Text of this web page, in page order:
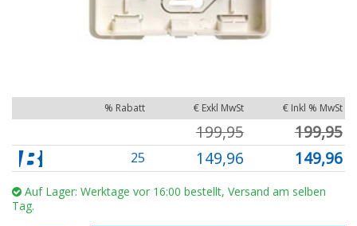
% Rabatt € Exkl MwSt € Inkl % MwSt
199,95 199,95
25 149,96 149,96
Auf Lager: Werktage vor 16:00 bestellt, Versand am selben
Tag.